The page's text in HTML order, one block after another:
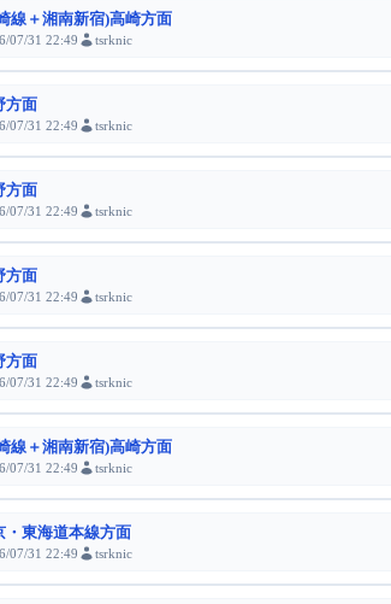
線＋湘南新宿)高崎方面
07/31 22:49 tsrknic
方面
07/31 22:49 tsrknic
方面
07/31 22:49 tsrknic
方面
07/31 22:49 tsrknic
方面
07/31 22:49 tsrknic
線＋湘南新宿)高崎方面
07/31 22:49 tsrknic
・東海道本線方面
07/31 22:49 tsrknic